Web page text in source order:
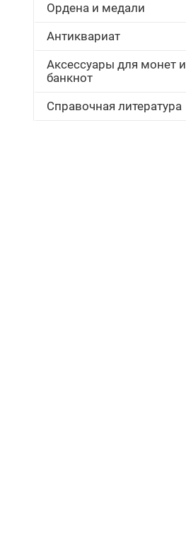
Ордена и медали
Антиквариат
Аксессуары для монет и
банкнот
Справочная литература